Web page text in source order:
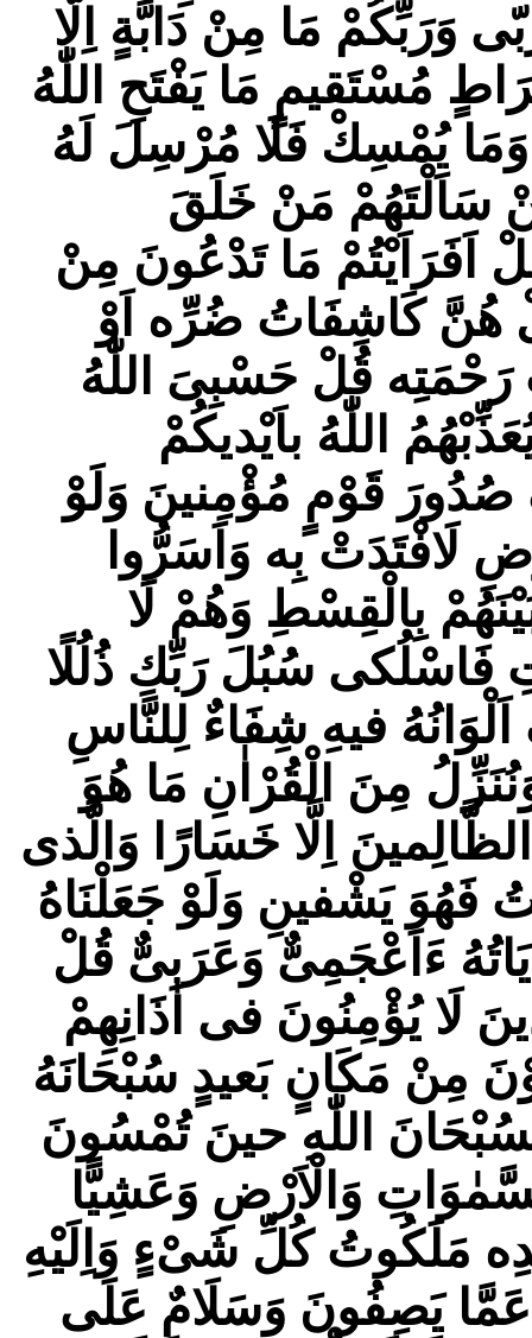
وَرَبِّكُمْ مَا مِنْ دَابَّةٍ اِلَّا
مُسْتَقيمٍ مَا يَفْتَحِ اللّٰهُ
يُمْسِكْ فَلَا مُرْسِلَ لَهُ
سَاَلْتَهُمْ مَنْ خَلَقَ
اَفَرَاَيْتُمْ مَا تَدْعُونَ مِنْ
هُنَّ كَاشِفَاتُ ضُرِّه اَوْ
قُلْ حَسْبِىَ اللّٰهُ
اللّٰهُ باَيْديكُمْ
قَوْمٍ مُؤْمِنينَ وَلَوْ
بِه وَاَسَرُّوا
بِالْقِسْطِ وَهُمْ لَا
فَاسْلُكى سُبُلَ رَبِّكِ ذُلُلًا
فيهِ شِفَاءٌ لِلنَّاسِ
مِنَ الْقُرْاٰنِ مَا هُوَ
اِلَّا خَسَارًا وَالَّذى
يَشْفينِ وَلَوْ جَعَلْنَاهُ
ءَاَعْجَمِیٌّ وَعَرَبِىٌّ قُلْ
لَا يُؤْمِنُونَ فى اٰذَانِهِمْ
مِنْ مَكَانٍ بَعيدٍ سُبْحَانَهُ
اللّٰهِ حينَ تُمْسُونَ
وَالْاَرْضِ وَعَشِيًّا
مَلَكُوتُ كُلِّ شَیْءٍ وَاِلَيْهِ
يَصِفُونَ وَسَلَامٌ عَلَى